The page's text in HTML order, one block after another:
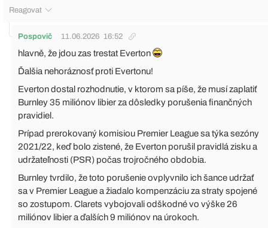
Reagovat
Pospovič 11.06.2026 16:52
hlavně, že jdou zas trestat Everton
Ďalšia nehoráznosť proti Evertonu!
Everton dostal rozhodnutie, v ktorom sa píše, že musí zaplatiť
Burnley 35 miliónov libier za dôsledky porušenia finančných
pravidiel.
Prípad prerokovaný komisiou Premier League sa týka sezóny
2021/22, keď bolo zistené, že Everton porušil pravidlá zisku a
udržateľnosti (PSR) počas trojročného obdobia.
Burnley tvrdilo, že toto porušenie ovplyvnilo ich šance udržať
sa v Premier League a žiadalo kompenzáciu za straty spojené
so zostupom. Clarets vybojovali odškodné vo výške 26
miliónov libier a ďalších 9 miliónov na úrokoch.